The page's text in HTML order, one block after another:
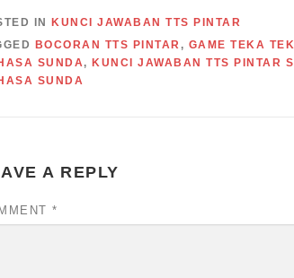
IN
KUNCI JAWABAN TTS PINTAR
BOCORAN TTS PINTAR , GAME TEKA
SUNDA, KUNCI JAWABAN TTS PINTAR
SUNDA
A REPLY
*